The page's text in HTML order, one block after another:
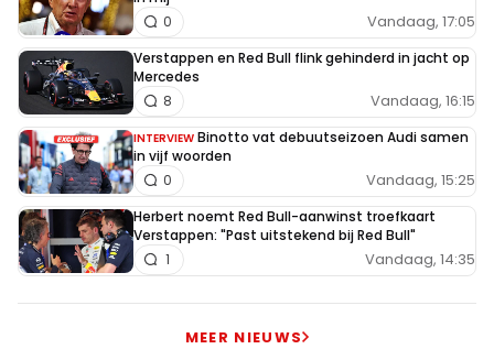
Vandaag, 17:05
0
Verstappen en Red Bull flink gehinderd in jacht op
Mercedes
Vandaag, 16:15
8
INTERVIEW Binotto vat debuutseizoen Audi samen
in vijf woorden
Vandaag, 15:25
0
Herbert noemt Red Bull-aanwinst troefkaart
Verstappen: "Past uitstekend bij Red Bull"
Vandaag, 14:35
1
MEER NIEUWS